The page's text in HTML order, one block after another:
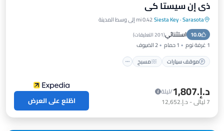
ذي إن سيستا كي
Sarasota
·
Siesta Key0.42 mi إلى وسط المدينة
10.0 استثنائي(201 التعليقات )
1 غرفة نوم 1 حمام
2 الضيوف
موقف سيارات
مسبح
موقف سيارات مسبح
شرفة / تراس
د.إ.‏1,807
/ليلة
7ليالي- د.إ.‏12,652 اطّلع على العرض